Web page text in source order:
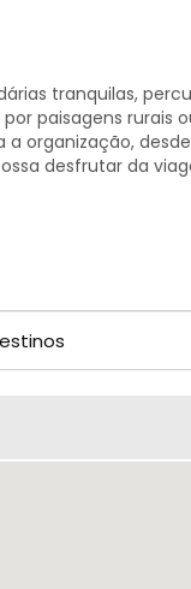
tranquilas,
paisagens rurais
organização,
desfrutar da